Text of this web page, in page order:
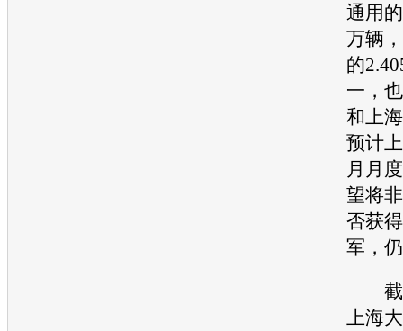
通用
万辆
的
一，
和上
预计
月月
望将
否获
军，
截
上海